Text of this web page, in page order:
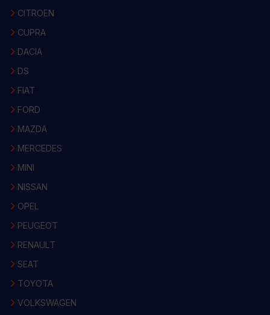
CITROEN
CUPRA
DACIA
DS
FIAT
FORD
MAZDA
MERCEDES
MINI
NISSAN
OPEL
PEUGEOT
RENAULT
SEAT
TOYOTA
VOLKSWAGEN